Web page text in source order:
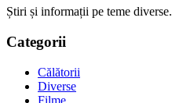
Știri și informații pe teme diverse.
Categorii
Călătorii
Diverse
Filme